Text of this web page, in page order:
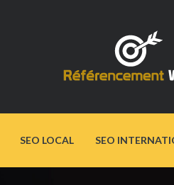
SEO LOCAL SEO